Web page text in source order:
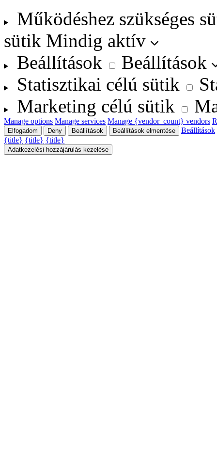
Működéshez szükséges
sütik Mindig aktív
Beállítások
Beállítások
Statisztikai célú sütik
Marketing célú sütik
Manage options Manage services Manage {vendor_count} vendors
Elfogadom Deny Beállítások Beállítások elmentése
Beállítások
{title} {title} {title}
Adatkezelési hozzájárulás kezelése